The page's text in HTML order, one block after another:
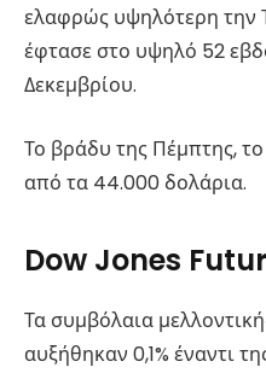
ελαφρώς υψηλότερη την
έφτασε στο υψηλό 52
Δεκεμβρίου.
Το βράδυ της Πέμπτης,
από τα 44.000 δολάρια.
Dow Jones
Τα συμβόλαια
αυξήθηκαν 0,1% έναντι